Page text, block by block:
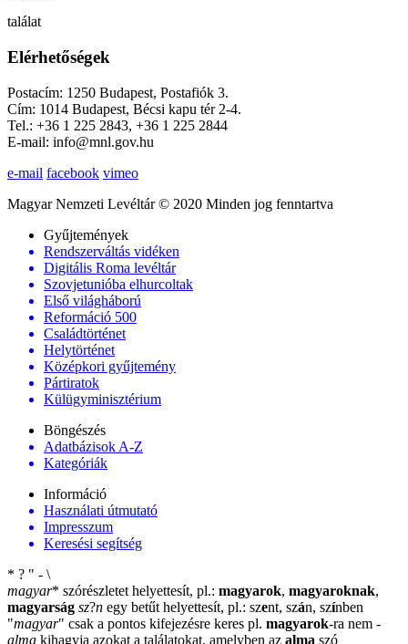
találat
Elérhetőségek
Postacím: 1250 Budapest, Postafiók 3.
Cím: 1014 Budapest, Bécsi kapu tér 2-4.
Tel.: +36 1 225 2843, +36 1 225 2844
E-mail: info@mnl.gov.hu
e-mail facebook vimeo
Magyar Nemzeti Levéltár © 2020 Minden jog fenntartva
Gyűjtemények
Rendszerváltás vidéken
Digitális Roma levéltár
Szovjetunióba elhurcoltak
Első világháború
Reformáció 500
Családtörténet
Helytörténet
Középkori gyűjtemény
Pártiratok
Külügyminisztérium
Böngészés
Adatbázisok A-Z
Kategóriák
Információ
Használati útmutató
Impresszum
Keresési segítség
* ? " - \
magyar* szórészletet helyettesít, pl.: magyarok, magyaroknak,
magyarság sz?n egy betűt helyettesít, pl.: szent, szán, színben
"magyar" csak a pontos kifejezésre keres pl. magyarok-ra nem -
alma kihagyja azokat a találatokat, amelyben az alma szó